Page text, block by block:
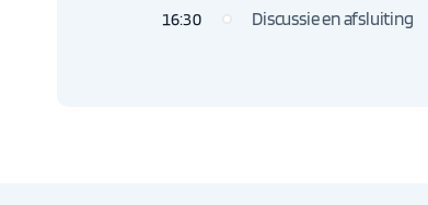
16:30 Discussie en afsluiting